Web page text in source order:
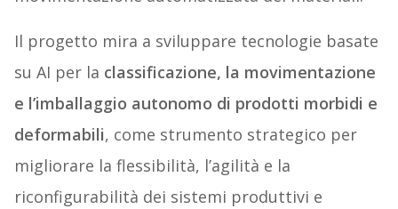
Il progetto mira a sviluppare tecnologie basate
su AI per la classificazione, la movimentazione
e l’imballaggio autonomo di prodotti morbidi e
deformabili, come strumento strategico per
migliorare la flessibilità, l’agilità e la
riconfigurabilità dei sistemi produttivi e